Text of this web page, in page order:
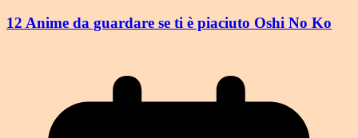
12 Anime da guardare se ti è piaciuto Oshi No Ko